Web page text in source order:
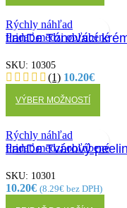
Rýchly náhľad
Pridať medzi obľúbené
tianDe Tónovací
SKU: 10305
(1) 10.20€
VÝBER MOŽNOSTÍ
produkt
má
variantov.
Možnosti
môžete
vybrať
Rýchly náhľad
Pridať medzi obľúbené
tianDe Tvárový
SKU: 10301
10.20€ (8.29€ bez DPH)